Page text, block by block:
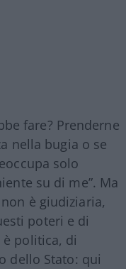
fare? Prenderne
nella bugia o se
solo
su di me”. Ma
è giudiziaria,
poteri e di
politica, di
dello Stato: qui